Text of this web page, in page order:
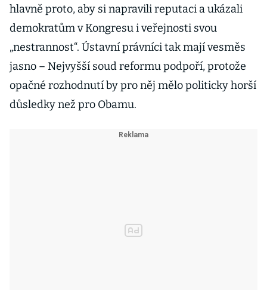
hlavně proto, aby si napravili reputaci a ukázali
demokratům v Kongresu i veřejnosti svou
„nestrannost“. Ústavní právníci tak mají vesměs
jasno – Nejvyšší soud reformu podpoří, protože
opačné rozhodnutí by pro něj mělo politicky horší
důsledky než pro Obamu.